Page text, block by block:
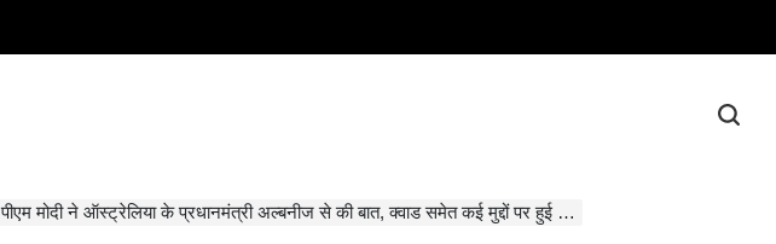
पीएम मोदी ने ऑस्ट्रेलिया के प्रधानमंत्री अल्बनीज से की बात, क्वाड समेत कई मुद्दों पर हुई चर्चा